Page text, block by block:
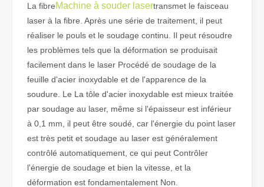
Comment choisir votre partenaire de travail : machine de découpe laser
La découpe laser du métal est une méthode de précision
La fibreMachine à souder lasertransmet le faisceau
laser à la fibre. Après une série de traitement, il peut
réaliser le pouls et le soudage continu. Il peut résoudre
les problèmes tels que la déformation se produisait
facilement dans le laser Procédé de soudage de la
feuille d'acier inoxydable et de l'apparence de la
soudure. Le La tôle d'acier inoxydable est mieux traitée
par soudage au laser, même si l'épaisseur est inférieur
à 0,1 mm, il peut être soudé, car l'énergie du point laser
est très petit et soudage au laser est généralement
contrôlé automatiquement, ce qui peut Contrôler
l'énergie de soudage et bien la vitesse, et la
déformation est fondamentalement Non.